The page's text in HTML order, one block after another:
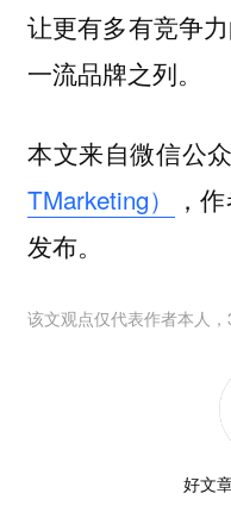
让更有多有竞争
一流品牌之列。
本文来自微信公
TMarketing）
，
发布。
该文观点仅代表作者本人
好文